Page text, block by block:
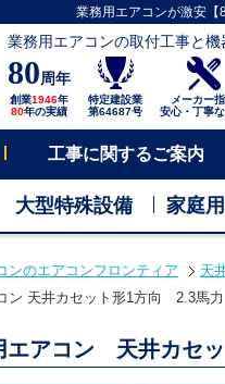
業務用エアコンが激安【
業務用エアコンの取付工事と
80周年
創業1946年
80年の実績
特定建設業
第64687号
メーカー
安心・丁寧
工事に関するご案内
大型特殊設備 家庭
ンのエアコンフロンティア
天
ン 天井カセット形1方向 2.3
エアコン 天井カセ